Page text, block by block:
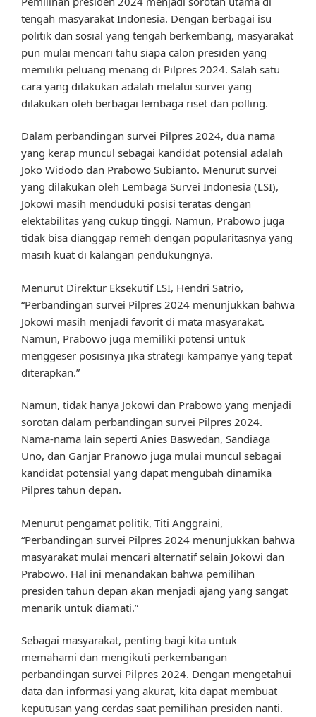
tengah masyarakat Indonesia. Dengan berbagai isu
politik dan sosial yang tengah berkembang, masyarakat
pun mulai mencari tahu siapa calon presiden yang
memiliki peluang menang di Pilpres 2024. Salah satu
cara yang dilakukan adalah melalui survei yang
dilakukan oleh berbagai lembaga riset dan polling.
Dalam perbandingan survei Pilpres 2024, dua nama
yang kerap muncul sebagai kandidat potensial adalah
Joko Widodo dan Prabowo Subianto. Menurut survei
yang dilakukan oleh Lembaga Survei Indonesia (LSI),
Jokowi masih menduduki posisi teratas dengan
elektabilitas yang cukup tinggi. Namun, Prabowo juga
tidak bisa dianggap remeh dengan popularitasnya yang
masih kuat di kalangan pendukungnya.
Menurut Direktur Eksekutif LSI, Hendri Satrio,
“Perbandingan survei Pilpres 2024 menunjukkan bahwa
Jokowi masih menjadi favorit di mata masyarakat.
Namun, Prabowo juga memiliki potensi untuk
menggeser posisinya jika strategi kampanye yang tepat
diterapkan.”
Namun, tidak hanya Jokowi dan Prabowo yang menjadi
sorotan dalam perbandingan survei Pilpres 2024.
Nama-nama lain seperti Anies Baswedan, Sandiaga
Uno, dan Ganjar Pranowo juga mulai muncul sebagai
kandidat potensial yang dapat mengubah dinamika
Pilpres tahun depan.
Menurut pengamat politik, Titi Anggraini,
“Perbandingan survei Pilpres 2024 menunjukkan bahwa
masyarakat mulai mencari alternatif selain Jokowi dan
Prabowo. Hal ini menandakan bahwa pemilihan
presiden tahun depan akan menjadi ajang yang sangat
menarik untuk diamati.”
Sebagai masyarakat, penting bagi kita untuk
memahami dan mengikuti perkembangan
perbandingan survei Pilpres 2024. Dengan mengetahui
data dan informasi yang akurat, kita dapat membuat
keputusan yang cerdas saat pemilihan presiden nanti.